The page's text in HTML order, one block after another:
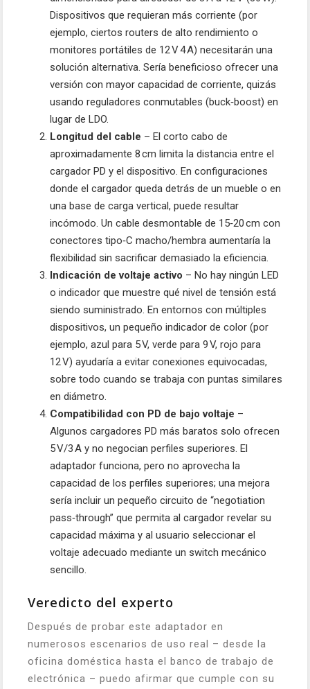
Dispositivos que requieran más corriente (por
ejemplo, ciertos routers de alto rendimiento o
monitores portátiles de 12 V 4 A) necesitarán una
solución alternativa. Sería beneficioso ofrecer una
versión con mayor capacidad de corriente, quizás
usando reguladores conmutables (buck‑boost) en
lugar de LDO.
Longitud del cable – El corto cabo de
aproximadamente 8 cm limita la distancia entre el
cargador PD y el dispositivo. En configuraciones
donde el cargador queda detrás de un mueble o en
una base de carga vertical, puede resultar
incómodo. Un cable desmontable de 15‑20 cm con
conectores tipo‑C macho/hembra aumentaría la
flexibilidad sin sacrificar demasiado la eficiencia.
Indicación de voltaje activo – No hay ningún LED
o indicador que muestre qué nivel de tensión está
siendo suministrado. En entornos con múltiples
dispositivos, un pequeño indicador de color (por
ejemplo, azul para 5 V, verde para 9 V, rojo para
12 V) ayudaría a evitar conexiones equivocadas,
sobre todo cuando se trabaja con puntas similares
en diámetro.
Compatibilidad con PD de bajo voltaje –
Algunos cargadores PD más baratos solo ofrecen
5 V/3 A y no negocian perfiles superiores. El
adaptador funciona, pero no aprovecha la
capacidad de los perfiles superiores; una mejora
sería incluir un pequeño circuito de “negotiation
pass‑through” que permita al cargador revelar su
capacidad máxima y al usuario seleccionar el
voltaje adecuado mediante un switch mecánico
sencillo.
Veredicto del experto
Después de probar este adaptador en
numerosos escenarios de uso real – desde la
oficina doméstica hasta el banco de trabajo de
electrónica – puedo afirmar que cumple con su